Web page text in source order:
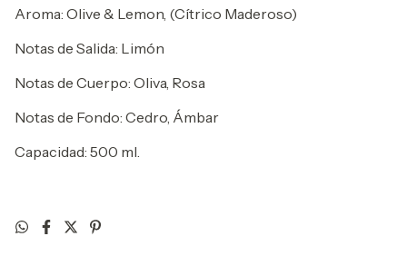
Aroma: Olive & Lemon, (Cítrico Maderoso)
Notas de Salida: Limón
Notas de Cuerpo: Oliva, Rosa
Notas de Fondo: Cedro, Ámbar
Capacidad: 500 ml.